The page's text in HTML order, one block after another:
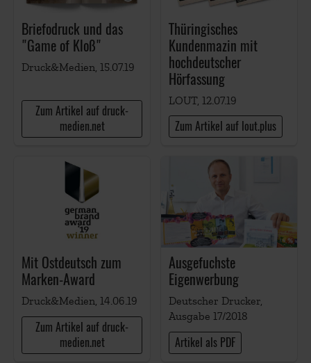
Briefodruck und das
"Game of Kloß"
Druck&Medien, 15.07.19
Zum Artikel auf druck-
medien.net
Thüringisches
Kundenmazin mit
hochdeutscher
Hörfassung
LOUT, 12.07.19
Zum Artikel auf lout.plus
Mit Ostdeutsch zum
Marken-Award
Druck&Medien, 14.06.19
Zum Artikel auf druck-
medien.net
Ausgefuchste
Eigenwerbung
Deutscher Drucker,
Ausgabe 17/2018
Artikel als PDF